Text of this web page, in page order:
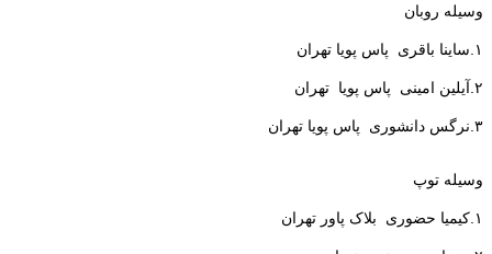
وسیله روبان
۱.ساینا باقری پاس پویا تهران
۲.آیلین امینی پاس پویا تهران
۳.نرگس دانشوری پاس پویا تهران
وسیله توپ
۱.کیمیا حضوری بلاک پاور تهران